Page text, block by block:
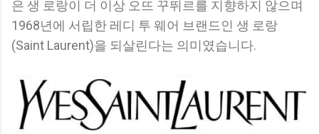
은 생 로랑이 더 이상 오뜨 꾸뛰르를 지향하지 않으며
1968년에 서립한 레디 투 웨어 브랜드인 생 로랑
(Saint Laurent)을 되살린다는 의미였습니다.